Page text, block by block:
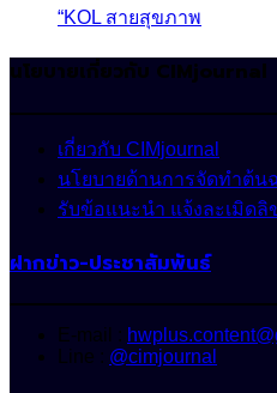
“KOL สายสุขภาพ
นโยบายเกี่ยวกับ CIMjournal
เกี่ยวกับ CIMjournal
นโยบายด้านการจัดทำต้น
รับข้อแนะนำ แจ้งละเมิดลิ
ฝากข่าว-ประชาสัมพันธ์
E-mail :
Line : @cimjournal